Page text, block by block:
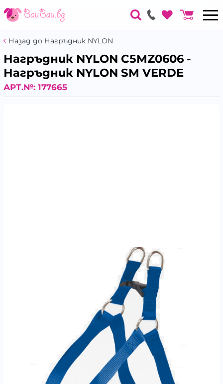
Назад до Нагръдник NYLON
Нагръдник NYLON C5MZ0606 -
Нагръдник NYLON SM VERDE
АРТ.№: 177665